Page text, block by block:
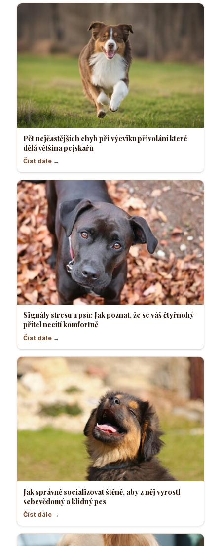
Pět nejčastějších chyb při výcviku přivolání které
dělá většina pejskařů
Číst dále →
Signály stresu u psů: Jak poznat, že se váš čtyřnohý
přítel necítí komfortně
Číst dále →
Jak správně socializovat štěně, aby z něj vyrostl
sebevědomý a klidný pes
Číst dále →